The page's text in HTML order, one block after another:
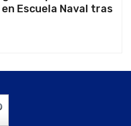
Escuela Naval tras
La Guaira